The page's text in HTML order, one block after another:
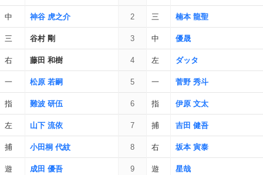
中 神谷 虎之介 2 三 楠本 龍聖
三 谷村 剛 3 中 優晟
右 藤田 和樹 4 左 ダッタ
一 松原 若嗣 5 一 菅野 秀斗
指 難波 研伍 6 指 伊原 文太
左 山下 流依 7 捕 吉田 健吾
捕 小田桐 代紋 8 右 坂本 寅泰
遊 成田 優吾 9 遊 星哉